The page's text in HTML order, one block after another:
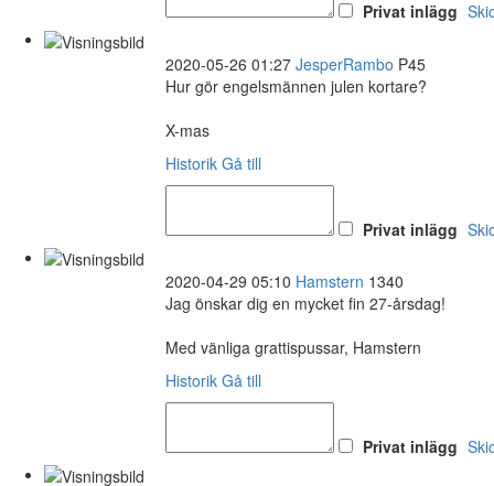
Privat inlägg
2020-05-26 01:27 JesperRambo P45
Hur gör engelsmännen julen kortare?
X-mas
Historik Gå till
Privat inlägg
2020-04-29 05:10 Hamstern 1340
Jag önskar dig en mycket fin 27-årsdag!
Med vänliga grattispussar, Hamstern
Historik Gå till
Privat inlägg